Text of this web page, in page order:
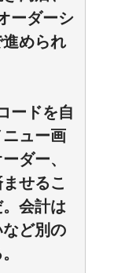
ーダーシ
められ
ードを自
ュー画
ダー、
せるこ
会計は
ど別の